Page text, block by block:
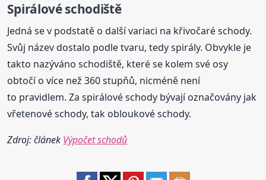
Spirálové schodiště
Jedná se v podstatě o další variaci na křivočaré schody.
Svůj název dostalo podle tvaru, tedy spirály. Obvykle je
takto nazýváno schodiště, které se kolem své osy
obtočí o více než 360 stupňů, nicméně není
to pravidlem. Za spirálové schody bývají označovány jak
vřetenové schody, tak obloukové schody.
Zdroj: článek Výpočet schodů